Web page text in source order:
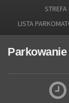
LISTA